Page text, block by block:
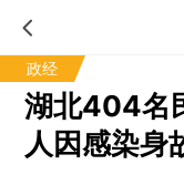
政经
湖北404名
人因感染身